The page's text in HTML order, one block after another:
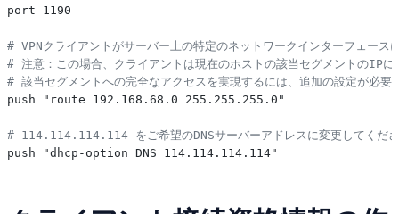
port 1190
# VPNクライアントがサーバー上の特定のネットワークインターフェー
# 注意：この場合、クライアントは現在のホストの該当セグメントのIPに
# 該当セグメントへの完全なアクセスを実現するには、追加の設定が必要
push "route 192.168.68.0 255.255.255.0"
# 114.114.114.114 をご希望のDNSサーバーアドレスに変更してくだ